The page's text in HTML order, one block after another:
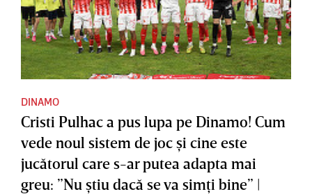
DINAMO
Cristi Pulhac a pus lupa pe Dinamo! Cum
vede noul sistem de joc şi cine este
jucătorul care s-ar putea adapta mai
greu: ”Nu ştiu dacă se va simţi bine” |